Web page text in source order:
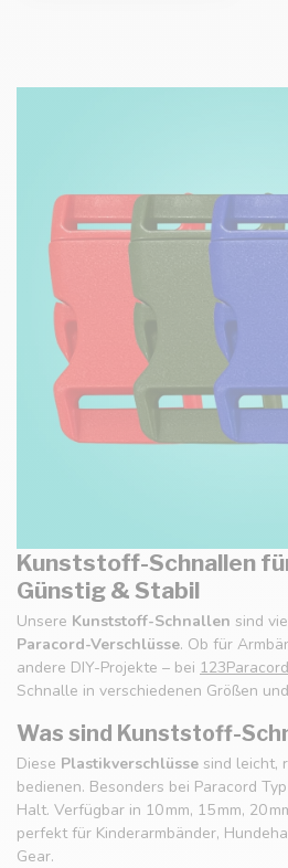
Kunststoff-Schnallen
Günstig & Stabil
Unsere Kunststoff-Schnallen sind
Paracord-Verschlüsse. Ob für
andere DIY-Projekte – bei 123Paracord
Schnalle in verschiedenen Größen
Was sind Kunststoff-
Diese Plastikverschlüsse sind leicht,
bedienen. Besonders bei Paracord
Halt. Verfügbar in 10 mm, 15 mm, 20
perfekt für Kinderarmbänder,
Gear.